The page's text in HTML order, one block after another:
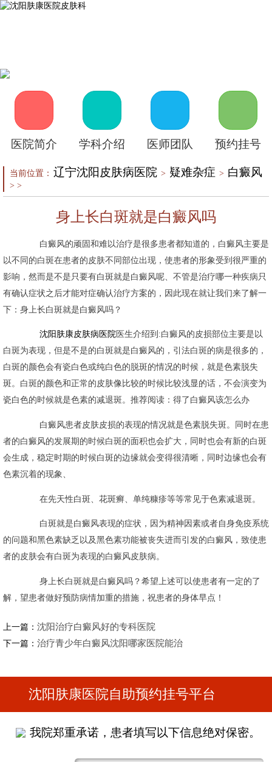
医院简介 学科介绍 医师团队 预约挂号
当前位置： 辽宁沈阳皮肤病医院 > 疑难杂症 > 白癜风
> >
身上长白斑就是白癜风吗
白癜风的顽固和难以治疗是很多患者都知道的，白癜风主要是
以不同的白斑在患者的皮肤不同部位出现，使患者的形象受到很严重的
影响，然而是不是只要有白斑就是白癜风呢、不管是治疗哪一种疾病只
有确认症状之后才能对症确认治疗方案的，因此现在就让我们来了解一
下：身上长白斑就是白癜风吗？
沈阳肤康皮肤病医院医生介绍到:白癜风的皮损部位主要是以
白斑为表现，但是不是的白斑就是白癜风的，引法白斑的病是很多的，
白斑的颜色会有瓷白色或纯白色的脱斑的情况的时候，就是色素脱失
斑。白斑的颜色和正常的皮肤像比较的时候比较浅显的话，不会演变为
瓷白色的时候就是色素的减退斑。推荐阅读：得了白癜风该怎么办
白癜风患者皮肤皮损的表现的情况就是色素脱失斑。同时在患
者的白癜风的发展期的时候白斑的面积也会扩大，同时也会有新的白斑
会生成，稳定时期的时候白斑的边缘就会变得很清晰，同时边缘也会有
色素沉着的现象、
在先天性白斑、花斑癣、单纯糠疹等等常见于色素减退斑。
白斑就是白癜风表现的症状，因为精神因素或者自身免疫系统
的问题和黑色素缺乏以及黑色素功能被丧失进而引发的白癜风，致使患
者的皮肤会有白斑为表现的白癜风皮肤病。
身上长白斑就是白癜风吗？希望上述可以使患者有一定的了
解，望患者做好预防病情加重的措施，祝患者的身体早点！
上一篇：沈阳治疗白癜风好的专科医院
下一篇：治疗青少年白癜风沈阳哪家医院能治
沈阳肤康医院自助预约挂号平台
我院郑重承诺，患者填写以下信息绝对保密。